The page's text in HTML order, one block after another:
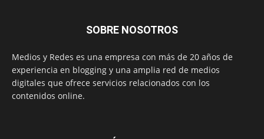
SOBRE NOSOTROS
Medios y Redes es una empresa con más de 20 años de
experiencia en blogging y una amplia red de medios
digitales que ofrece servicios relacionados con los
contenidos online.